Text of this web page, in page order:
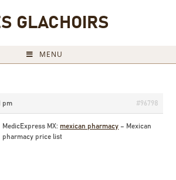
GLACHOIRS
MENU
pm #96798
MedicExpress MX: mexican pharmacy – Mexican
pharmacy price list